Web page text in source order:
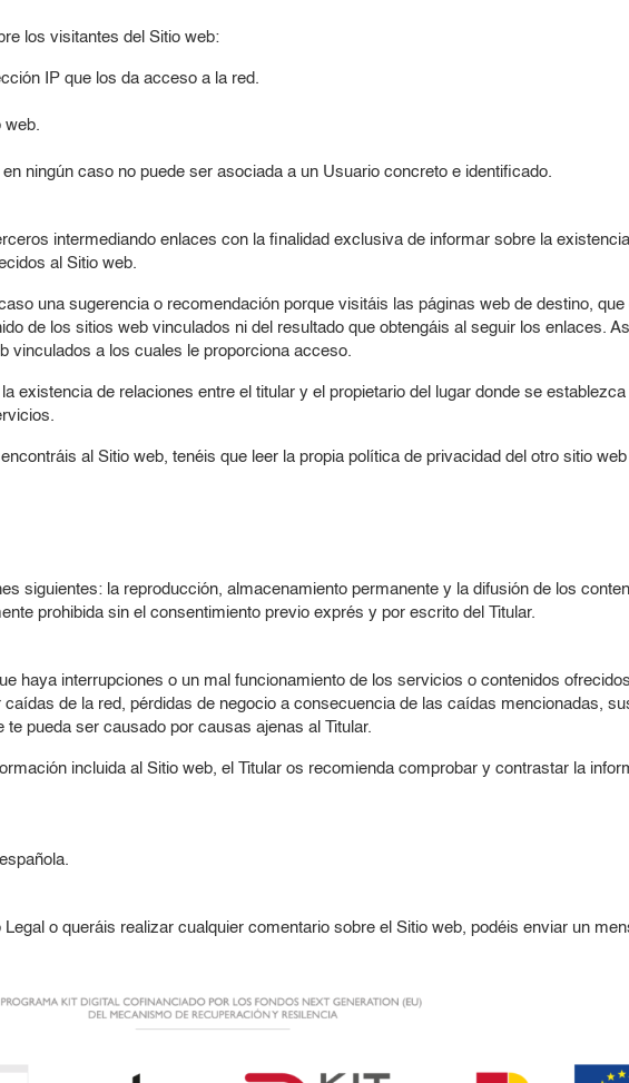
los visitantes del Sitio web:
IP que los da acceso a la red.
web.
ningún caso no puede ser asociada a un Usuario concreto e identificado.
intermediando enlaces con la finalidad exclusiva de informar sobre la
al Sitio web.
una sugerencia o recomendación porque visitáis las páginas web de destino, que
de los sitios web vinculados ni del resultado que obtengáis al seguir los enlaces.
vinculados a los cuales le proporciona acceso.
existencia de relaciones entre el titular y el propietario del lugar donde se
al Sitio web, tenéis que leer la propia política de privacidad del otro sitio
siguientes: la reproducción, almacenamiento permanente y la difusión de los
prohibida sin el consentimiento previo exprés y por escrito del Titular.
haya interrupciones o un mal funcionamiento de los servicios o contenidos
de la red, pérdidas de negocio a consecuencia de las caídas mencionadas,
pueda ser causado por causas ajenas al Titular.
incluida al Sitio web, el Titular os recomienda comprobar y contrastar la
o queráis realizar cualquier comentario sobre el Sitio web, podéis enviar un